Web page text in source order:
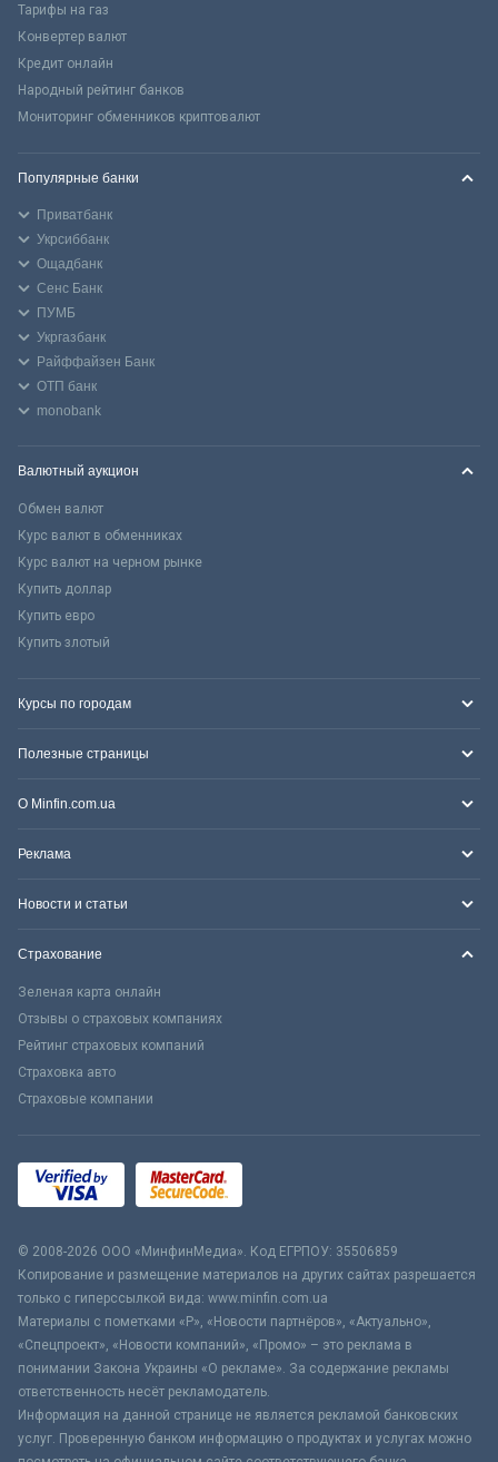
Тарифы на газ
Конвертер валют
Кредит онлайн
Народный рейтинг банков
Мониторинг обменников криптовалют
Популярные банки
Приватбанк
Укрсиббанк
Ощадбанк
Сенс Банк
ПУМБ
Укргазбанк
Райффайзен Банк
ОТП банк
monobank
Валютный аукцион
Обмен валют
Курс валют в обменниках
Курс валют на черном рынке
Купить доллар
Купить евро
Купить злотый
Курсы по городам
Полезные страницы
О Minfin.com.ua
Реклама
Новости и статьи
Страхование
Зеленая карта онлайн
Отзывы о страховых компаниях
Рейтинг страховых компаний
Страховка авто
Страховые компании
© 2008-2026 ООО «МинфинМедиа». Код ЕГРПОУ: 35506859
Копирование и размещение материалов на других сайтах разрешается
только с гиперссылкой вида: www.minfin.com.ua
Материалы с пометками «Р», «Новости партнёров», «Актуально»,
«Спецпроект», «Новости компаний», «Промо» – это реклама в
понимании Закона Украины «О рекламе». За содержание рекламы
ответственность несёт рекламодатель.
Информация на данной странице не является рекламой банковских
услуг. Проверенную банком информацию о продуктах и услугах можно